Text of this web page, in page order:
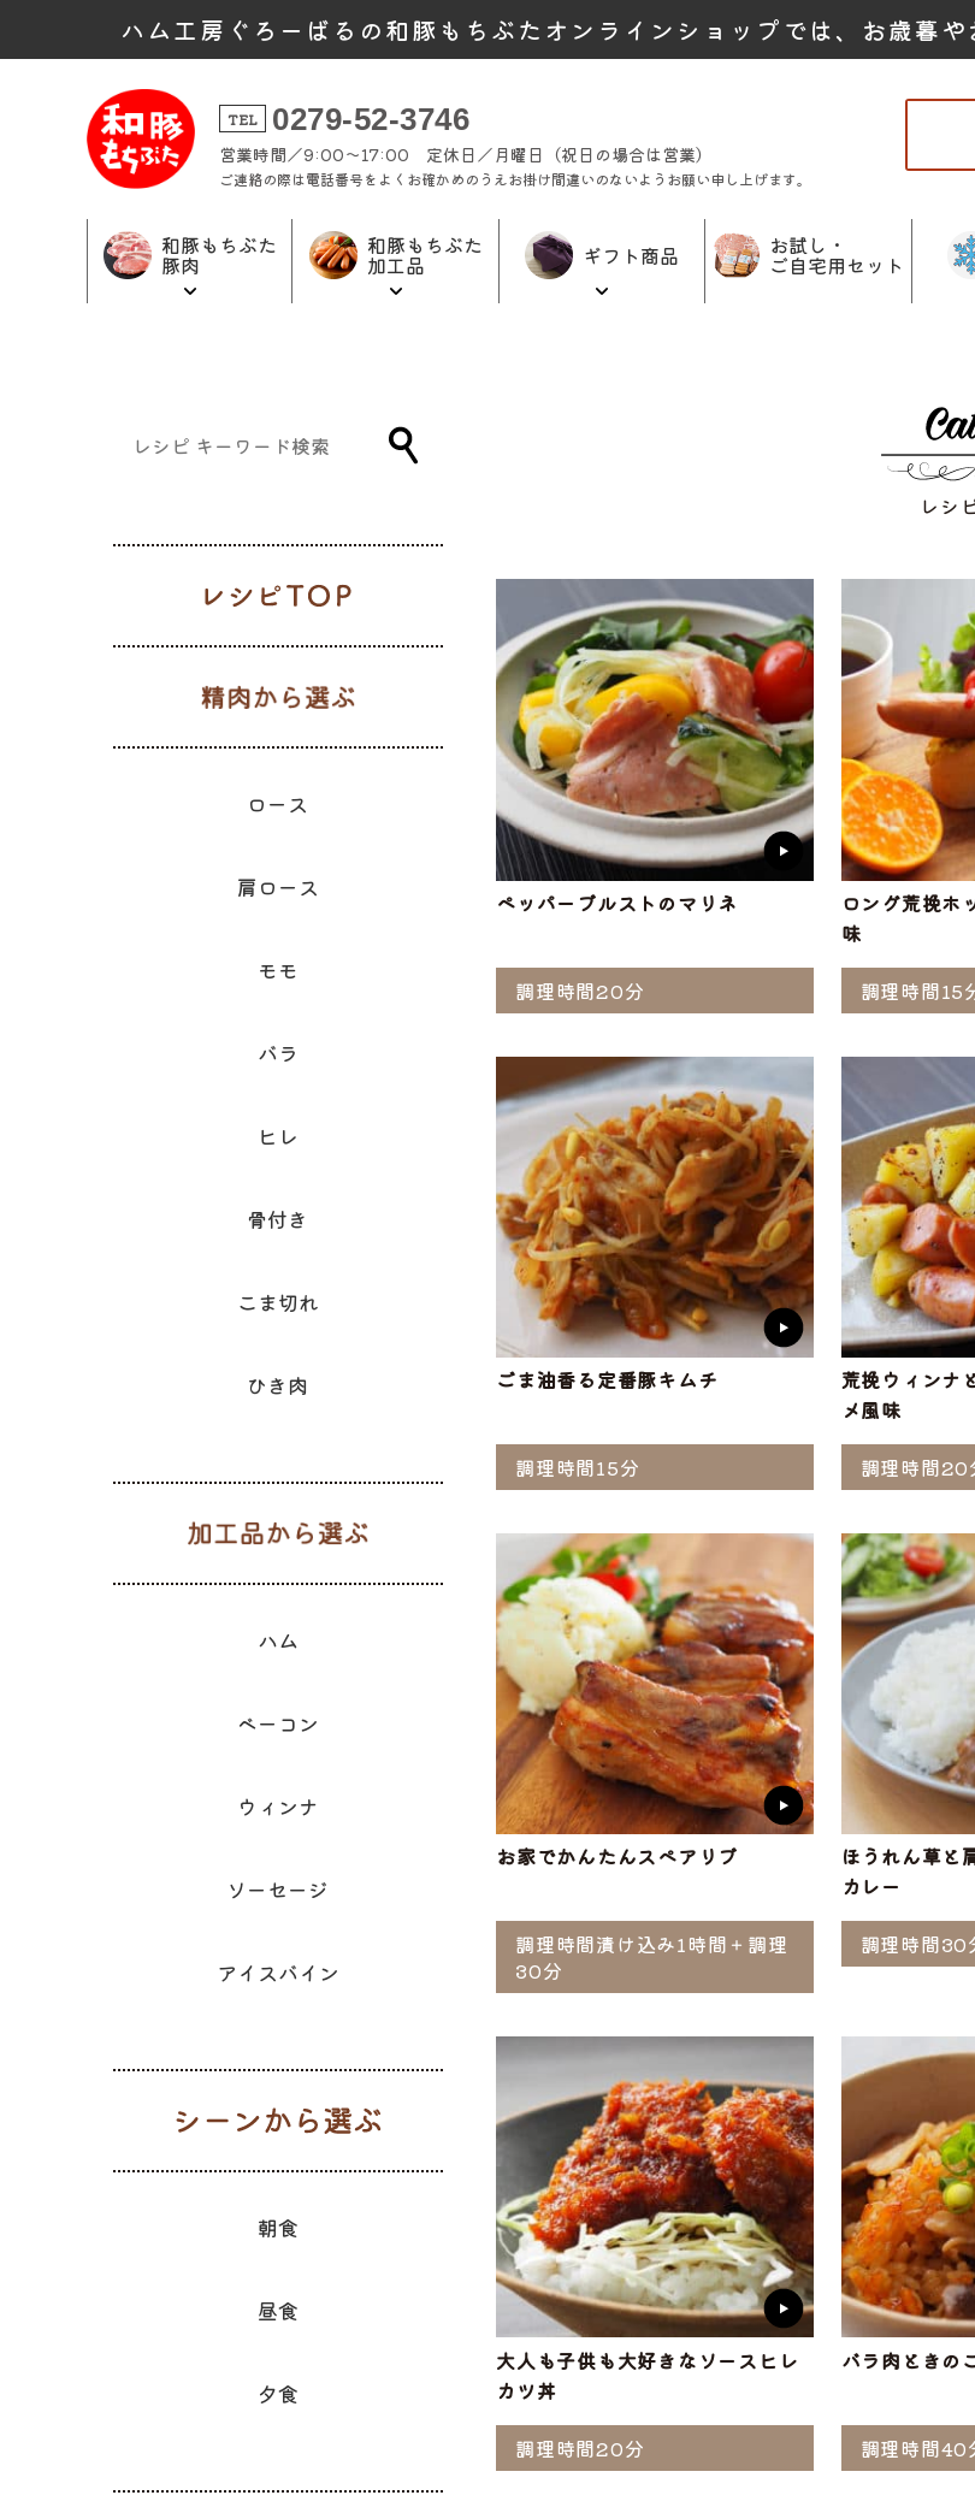
ハム工房ぐろーばるの和豚もちぶたオンラインショップでは、お歳暮
TEL 0279-52-3746
営業時間／9:00～17:00 定休日／月曜日（祝日の場合は営業）
ご連絡の際は電話番号をよくお確かめのうえお掛け間違いのないようお願い申し上げます。
和豚もちぶた
豚肉
ロース 肩ロース モモ バラ ヒレ
和豚もちぶた
加工品
ベーコン ウィンナ ソーセージ アイスバイン 惣
ギフト商品
ギフト一覧 精肉のギフト 精肉と加工品
のギフト
加工品の
ギフト
お試し・
ご自宅用セット
レシ
ペッパーブルストのマリネ
調理時間20分
ロング荒挽ホ
味
調理時間15
ごま油香る定番豚キムチ
調理時間15分
荒挽ウィンナ
メ風味
調理時間20
お家でかんたんスペアリブ
調理時間漬け込み1時間＋調理
30分
ほうれん草と
カレー
調理時間30
大人も子供も大好きなソースヒレ
カツ丼
調理時間20分
バラ肉ときの
調理時間40
生肉から選ぶ
ロース
肩ロース
モモ
バラ
ヒレ
骨付き
こま切れ
ひき肉
ハム
ベーコン
ウィンナ
ソーセージ
アイスバイン
朝食
昼食
夕食